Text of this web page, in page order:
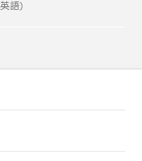
語)